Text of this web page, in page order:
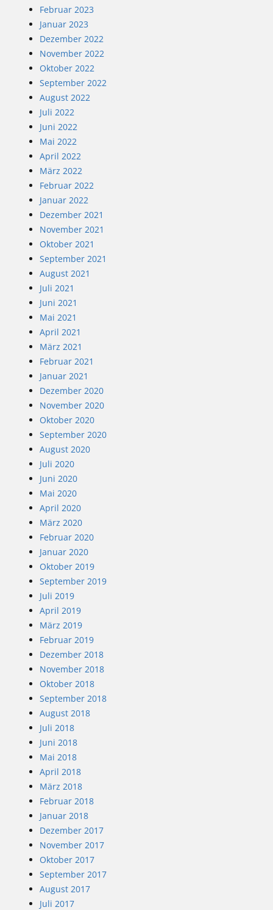
Februar 2023
Januar 2023
Dezember 2022
November 2022
Oktober 2022
September 2022
August 2022
Juli 2022
Juni 2022
Mai 2022
April 2022
März 2022
Februar 2022
Januar 2022
Dezember 2021
November 2021
Oktober 2021
September 2021
August 2021
Juli 2021
Juni 2021
Mai 2021
April 2021
März 2021
Februar 2021
Januar 2021
Dezember 2020
November 2020
Oktober 2020
September 2020
August 2020
Juli 2020
Juni 2020
Mai 2020
April 2020
März 2020
Februar 2020
Januar 2020
Oktober 2019
September 2019
Juli 2019
April 2019
März 2019
Februar 2019
Dezember 2018
November 2018
Oktober 2018
September 2018
August 2018
Juli 2018
Juni 2018
Mai 2018
April 2018
März 2018
Februar 2018
Januar 2018
Dezember 2017
November 2017
Oktober 2017
September 2017
August 2017
Juli 2017